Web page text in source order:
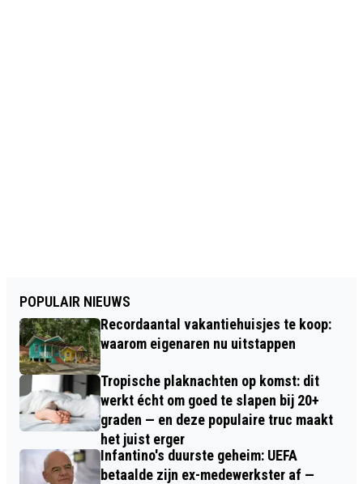
POPULAIR NIEUWS
Recordaantal vakantiehuisjes te koop:
waarom eigenaren nu uitstappen
Tropische plaknachten op komst: dit
werkt écht om goed te slapen bij 20+
graden — en deze populaire truc maakt
het juist erger
Infantino's duurste geheim: UEFA
betaalde zijn ex-medewerkster af —